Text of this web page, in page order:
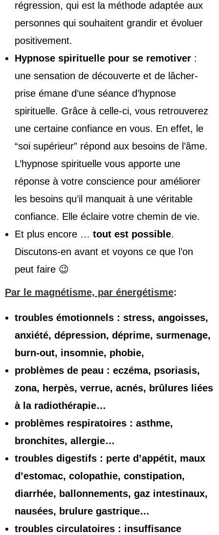
régression, qui est la méthode adaptée aux
personnes qui souhaitent grandir et évoluer
positivement.
Hypnose spirituelle pour se remotiver :
une sensation de découverte et de lâcher-
prise émane d’une séance d’hypnose
spirituelle. Grâce à celle-ci, vous retrouverez
une certaine confiance en vous. En effet, le
“soi supérieur” répond aux besoins de l’âme.
L’hypnose spirituelle vous apporte une
réponse à votre conscience pour améliorer
les besoins qu’il manquait à une véritable
confiance. Elle éclaire votre chemin de vie.
Et plus encore … tout est possible.
Discutons-en avant et voyons ce que l’on
peut faire 😉
Par le magnétisme, par énergétisme:
troubles émotionnels : stress, angoisses,
anxiété, dépression, déprime, surmenage,
burn-out, insomnie, phobie,
problèmes de peau : eczéma, psoriasis,
zona, herpès, verrue, acnés, brûlures liées
à la radiothérapie…
problèmes respiratoires : asthme,
bronchites, allergie…
troubles digestifs : perte d’appétit, maux
d’estomac, colopathie, constipation,
diarrhée, ballonnements, gaz intestinaux,
nausées, brulure gastrique…
troubles circulatoires : insuffisance